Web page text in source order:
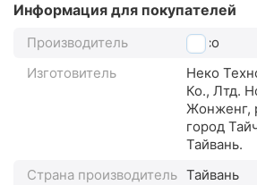
Информация для покупателей
Производитель
Neco
Изготовитель
Неко
Ко., Лтд.
Жонженг,
город
Тайвань.
Страна производитель Тайвань